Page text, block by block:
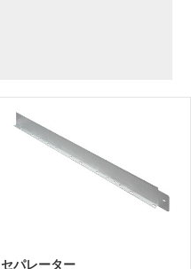
セパレーター